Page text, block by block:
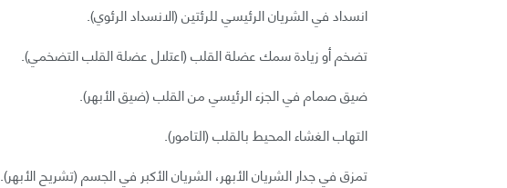
انسداد في الشريان الرئيسي للرئتين (الانسداد الرئوي).
تضخم أو زيادة سمك عضلة القلب (اعتلال عضلة القلب التضخمي).
ضيق صمام في الجزء الرئيسي من القلب (ضيق الأبهر).
التهاب الغشاء المحيط بالقلب (التامور).
تمزق في جدار الشريان الأبهر، الشريان الأكبر في الجسم (تشريح الأبهر).